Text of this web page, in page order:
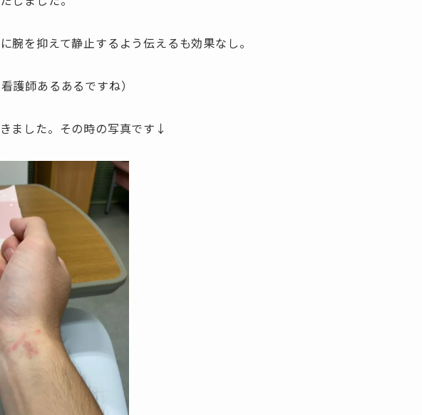
を抑えて静止するよう伝えるも効果なし。
護師あるあるですね）
ました。その時の写真です↓